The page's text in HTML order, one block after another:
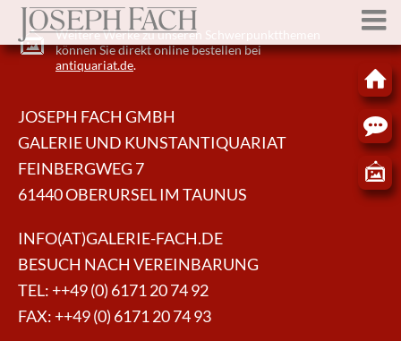
Weitere Werke zu unseren Schwerpunktthemen
können Sie direkt online bestellen bei
antiquariat.de.
JOSEPH FACH GMBH
GALERIE UND KUNSTANTIQUARIAT
FEINBERGWEG 7
61440 OBERURSEL IM TAUNUS
INFO(AT)GALERIE-FACH.DE
BESUCH NACH VEREINBARUNG
TEL: ++49 (0) 6171 20 74 92
FAX: ++49 (0) 6171 20 74 93